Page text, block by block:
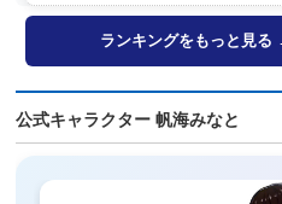
ランキングをもっと見る
公式キャラクター 帆海みなと